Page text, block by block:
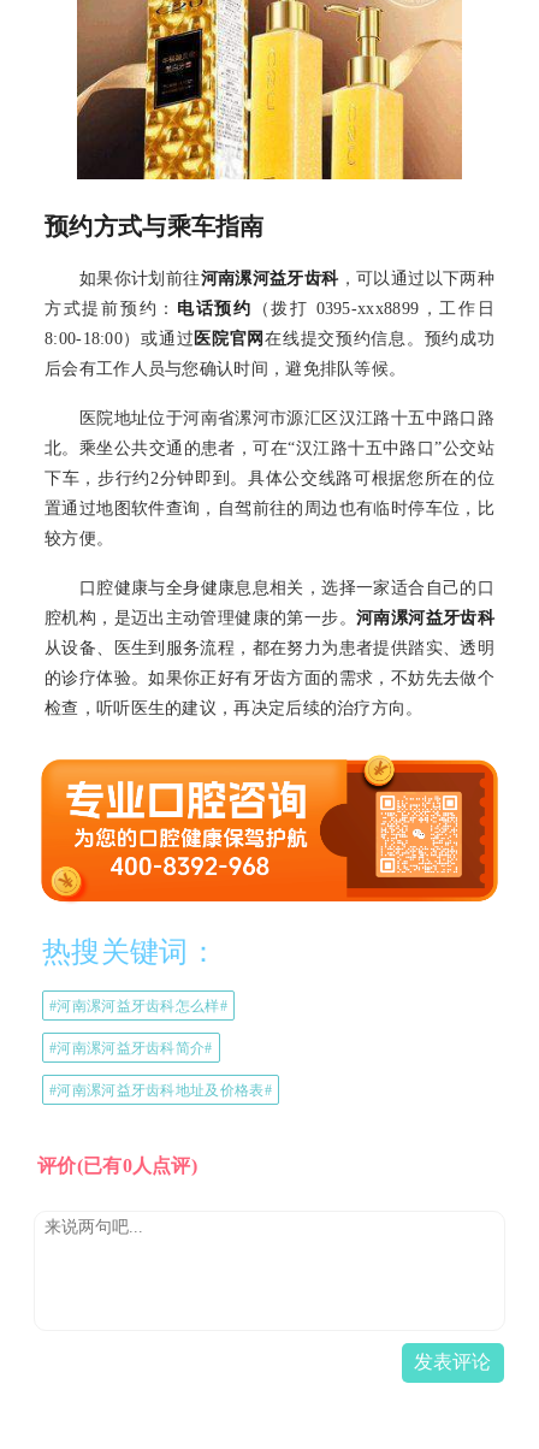
预约方式与乘车指南
如果你计划前往河南漯河益牙齿科，可以通过以下两种
方式提前预约： 电话预约
（拨打 0395-xxx8899，工作日
8:00-18:00）或通过医院官网在线提交预约信息。预约成功
后会有工作人员与您确认时间，避免排队等候。
医院地址位于河南省漯河市源汇区汉江路十五中路口路
北。乘坐公共交通的患者，可在“汉江路十五中路口”公交站
下车，步行约2分钟即到。具体公交线路可根据您所在的位
置通过地图软件查询，自驾前往的周边也有临时停车位，比
较方便。
口腔健康与全身健康息息相关，选择一家适合自己的口
腔机构，是迈出主动管理健康的第一步。 河南漯河益牙齿科
从设备、医生到服务流程，都在努力为患者提供踏实、透明
的诊疗体验。如果你正好有牙齿方面的需求，不妨先去做个
检查，听听医生的建议，再决定后续的治疗方向。
热搜关键词：
#河南漯河益牙齿科怎么样#
#河南漯河益牙齿科简介#
#河南漯河益牙齿科地址及价格表#
评价(已有0人点评)
发表评论